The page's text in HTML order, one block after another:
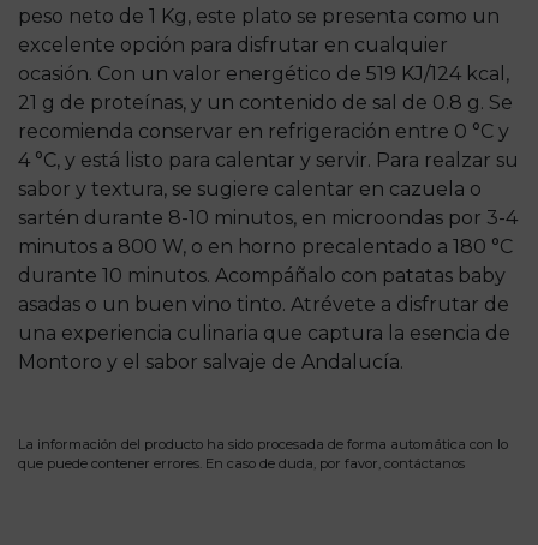
peso neto de 1 Kg, este plato se presenta como un
excelente opción para disfrutar en cualquier
ocasión. Con un valor energético de 519 KJ/124 kcal,
21 g de proteínas, y un contenido de sal de 0.8 g. Se
recomienda conservar en refrigeración entre 0 °C y
4 °C, y está listo para calentar y servir. Para realzar su
sabor y textura, se sugiere calentar en cazuela o
sartén durante 8-10 minutos, en microondas por 3-4
minutos a 800 W, o en horno precalentado a 180 °C
durante 10 minutos. Acompáñalo con patatas baby
asadas o un buen vino tinto. Atrévete a disfrutar de
una experiencia culinaria que captura la esencia de
Montoro y el sabor salvaje de Andalucía.
La información del producto ha sido procesada de forma automática con lo
que puede contener errores. En caso de duda, por favor, contáctanos